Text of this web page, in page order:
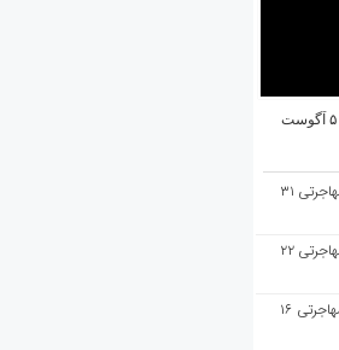
هفته‌نامه مهاجرت/پاسخ به سوالات مهاجرتی ۳۱
هفته‌نامه مهاجرت/پاسخ به سوالات مهاجرتی ۲۲
هفته‌نامه مهاجرت/پاسخ به سوالات مهاجرتی ۱۶